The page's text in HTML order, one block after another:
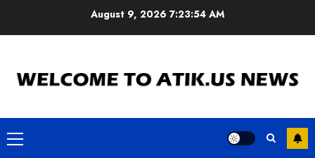
August 9, 2026 7:23:55 AM
Primary